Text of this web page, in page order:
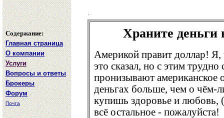
Содержание:
Главная страница
О компании
Услуги
Вопросы и ответы
Брокеры
Форум
Почта
Храните деньги
Америкой правит доллар!
это сказал, но с этим
пронизывают
деньгах больше, чем о чём-
купишь здоровье и любовь,
всё остальное - пожалуйста!